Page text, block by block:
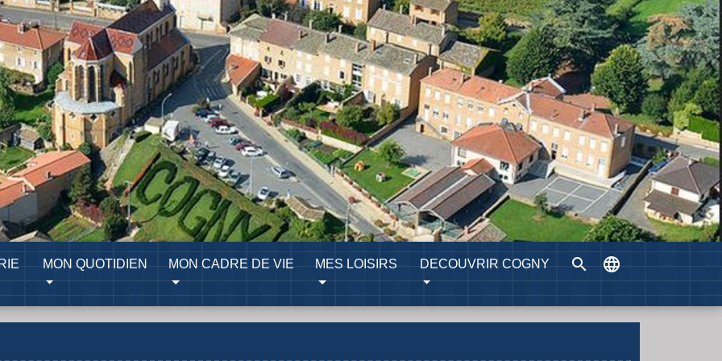
MON QUOTIDIEN MON CADRE DE VIE MES LOISIRS DECOUVRIR COGNY search language